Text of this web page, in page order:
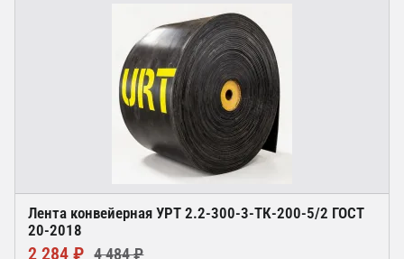
Лента конвейерная УРТ 2.2-300-3-ТК-200-5/2 ГОСТ
20-2018
2 284 ₽ 4 484 ₽